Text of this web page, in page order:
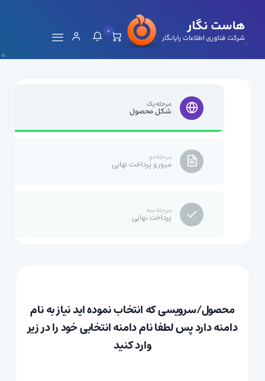
0
مرحله یک
شکل محصول
مرحله دو
مرور و پرداخت نهایی
مرحله سه
پرداخت نهایی
محصول/سرویسی که انتخاب نموده اید نیاز به نام
دامنه دارد پس لطفا نام دامنه انتخابی خود را در زیر
وارد کنید